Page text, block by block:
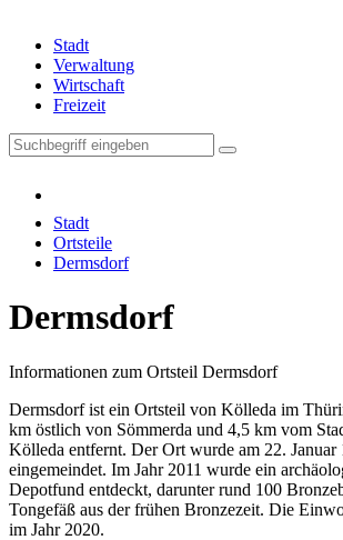
Stadt
Verwaltung
Wirtschaft
Freizeit
Stadt
Ortsteile
Dermsdorf
Dermsdorf
Informationen zum Ortsteil Dermsdorf
Dermsdorf ist ein Ortsteil von Kölleda im
km östlich von Sömmerda und 4,5 km vom
Kölleda entfernt. Der Ort wurde am 22. Januar
eingemeindet. Im Jahr 2011 wurde ein
Depotfund entdeckt, darunter rund 100
Tongefäß aus der frühen Bronzezeit. Die
im Jahr 2020.